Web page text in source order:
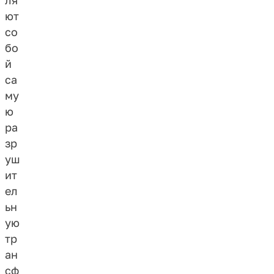
ют
со
бо
й
са
му
ю
ра
зр
уш
ит
ел
ьн
ую
тр
ан
сф